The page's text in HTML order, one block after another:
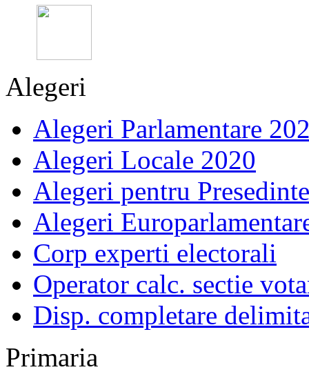
Alegeri
Alegeri Parlamentare
Alegeri Locale 2020
Alegeri pentru
Alegeri
Corp experti electorali
Operator calc. sectie
Disp. completare
Primaria